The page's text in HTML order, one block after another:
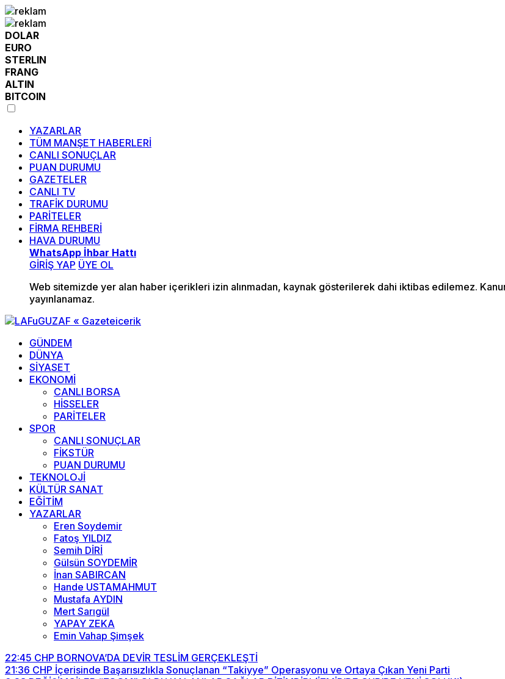
DOLAR
EURO
STERLIN
FRANG
ALTIN
BITCOIN
YAZARLAR
TÜM MANŞET HABERLERİ
CANLI SONUÇLAR
PUAN DURUMU
GAZETELER
CANLI TV
TRAFİK DURUMU
PARİTELER
FİRMA REHBERİ
HAVA DURUMU
WhatsApp İhbar Hattı
GİRİŞ YAP ÜYE OL
Web sitemizde yer alan haber içerikleri izin alınmadan, kaynak gösterilerek dahi iktibas edilemez.
yayınlanamaz.
GÜNDEM
DÜNYA
SİYASET
EKONOMİ
CANLI BORSA
HİSSELER
PARİTELER
SPOR
CANLI SONUÇLAR
FİKSTÜR
PUAN DURUMU
TEKNOLOJİ
KÜLTÜR SANAT
EĞİTİM
YAZARLAR
Eren Soydemir
Fatoş YILDIZ
Semih DİRİ
Gülsün SOYDEMİR
İnan SABIRCAN
Hande USTAMAHMUT
Mustafa AYDIN
Mert Sarıgül
YAPAY ZEKA
Emin Vahap Şimşek
22:45 CHP BORNOVA’DA DEVİR TESLİM GERÇEKLEŞTİ
21:36 CHP İçerisinde Başarısızlıkla Sonuçlanan “Takiyye” Operasyonu ve Ortaya Çıkan Yeni Parti